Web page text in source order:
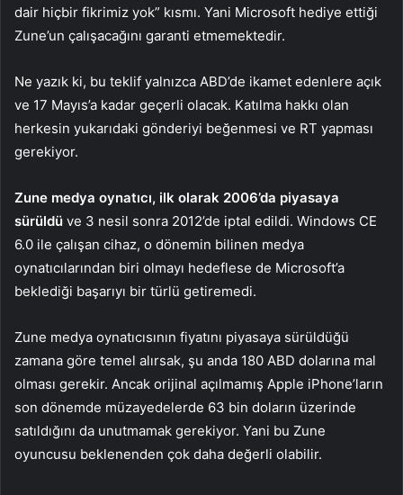
dair hiçbir fikrimiz yok” kısmı. Yani Microsoft hediye ettiği
Zune’un çalışacağını garanti etmemektedir.
Ne yazık ki, bu teklif yalnızca ABD’de ikamet edenlere açık
ve 17 Mayıs’a kadar geçerli olacak. Katılma hakkı olan
herkesin yukarıdaki gönderiyi beğenmesi ve RT yapması
gerekiyor.
Zune medya oynatıcı, ilk olarak 2006’da piyasaya
sürüldü ve 3 nesil sonra 2012’de iptal edildi. Windows CE
6.0 ile çalışan cihaz, o dönemin bilinen medya
oynatıcılarından biri olmayı hedeflese de Microsoft’a
beklediği başarıyı bir türlü getiremedi.
Zune medya oynatıcısının fiyatını piyasaya sürüldüğü
zamana göre temel alırsak, şu anda 180 ABD dolarına mal
olması gerekir. Ancak orijinal açılmamış Apple iPhone’ların
son dönemde müzayedelerde 63 bin doların üzerinde
satıldığını da unutmamak gerekiyor. Yani bu Zune
oyuncusu beklenenden çok daha değerli olabilir.